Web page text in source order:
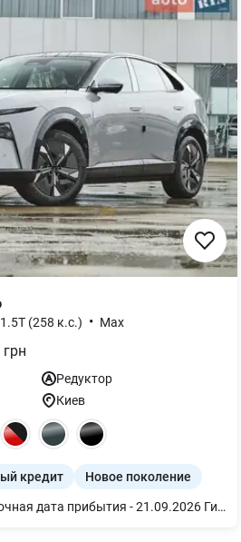
(258 к.с.) • Max
грн
Редуктор
Киев
кредит Новое поколение
Авто в пути. Ориентировочная дата прибытия - 21.09.2026 Гибридный автомобиль Mazda EZ-60 REEV 200 Max 2WD 2026, Bright Moon Grey, фиолетовый салон, 19" Black Mazda EZ-60 2026 Max — это современный гибридный кроссовер премиум-класса, сочетающий эффективную гибридную силовую установку и элегантный дизайн. Комбинация электродвигателя и ДВС обеспечивает динамичный разгон, высокую экономичность и комфортную езду на любых дистанциях. Благодаря усовершенствованному управлению и подвеске с регулируемой жесткостью автомобиль легко адаптируется к дорожным условиям и стилю вождения, оставаясь стабильным и плавным в движении. Внутри Mazda EZ-60 предлагает максимум технологий и комфорта: сиденья с эффектом нулевой гравитации обеспечивают правильную поддержку тела, а роскошная аудиосистема с 23 динамиками создает премиальную акустическую атмосферу. Интегрированный 26,45-дюймовый 5K экран и фирменная игровая консоль EZ-60 превращают салон в мультимедийное пространство нового поколения. Машина идеально сочетает инновации, комфорт и современную динамику. Mazda EZ-60 200 Max 2026: Силовая установка: 190 кВт (? 255–258 л.с.). Запас хода: 200 км (CLTC). Батарея: с поддержкой быстрой зарядки (от 30% до 80% – за 15 мин). Привод: Одномоторный/Задний привод. Комплектация Mazda EZ-60 200 Max 2026: - Роскошная аудиосистема с 23 динамиками. - Подвеска с регулируемой жесткостью. - Сиденья с Нулевой гравитацией. - Игровая консоль EZ-60. - Интегрированный 5K экран, 26.45 дюйма.